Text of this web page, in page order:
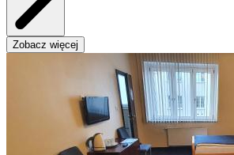
Zobacz więcej